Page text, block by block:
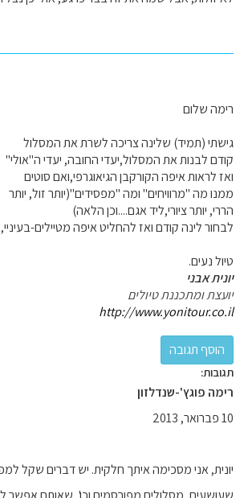
רימה שלום
גישתי (תמיד) שלינה צריכה לשרת את המסלול
קודם לבנות את המסלול,יעדי החובה, יעדי ה"אולי"
ואז לראות איפה הקורקבן הגיאוגרפי,ואם סוטים
ממנו מה "מרוויחים" ומה "מפסידים"(יותר זול, יותר
הררי, יותר ציורי,ליד אגם....וכן הלאה)
לבחור לינה קודם ואז להחליט איפה מטיילים-
טיול נעים.
יונית אבני
יועצת ומתכננת טיולים
http://www.yonitour.co.il
תגובות:
רימה פוגץ'-שנדלזון
10 פברואר, 2013
יונית, אני מסכימה איתך חלקית. יש דברים שקל